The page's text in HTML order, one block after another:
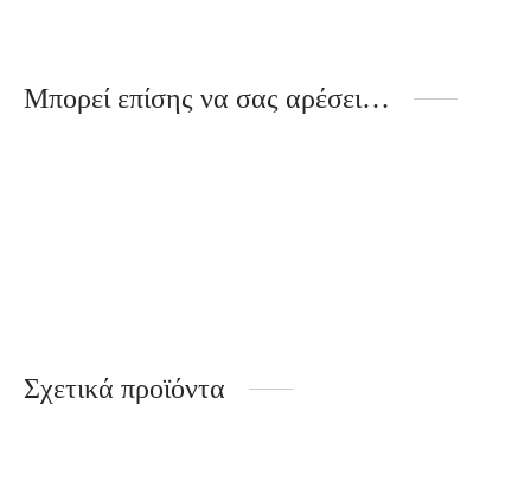
Μπορεί επίσης να σας αρέσει…
Σχετικά προϊόντα